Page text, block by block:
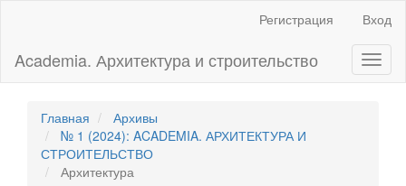
Основное
содержимое
панель
Регистрация Вход
Academia. Архитектура и строительство
Главная
Архивы
№ 1 (2024): ACADEMIA. АРХИТЕКТУРА И
СТРОИТЕЛЬСТВО
Архитектура